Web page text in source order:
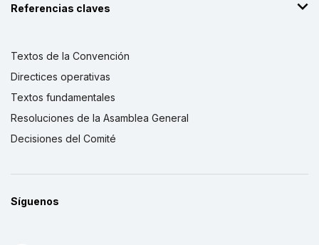
Referencias claves
Textos de la Convención
Directices operativas
Textos fundamentales
Resoluciones de la Asamblea General
Decisiones del Comité
Síguenos